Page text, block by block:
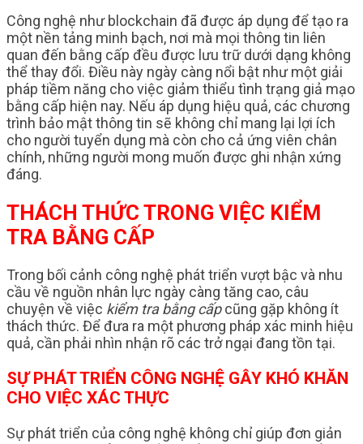
Công nghệ như blockchain đã được áp dụng để tạo ra
một nền tảng minh bạch, nơi mà mọi thông tin liên
quan đến bằng cấp đều được lưu trữ dưới dạng không
thể thay đổi. Điều này ngày càng nổi bật như một giải
pháp tiềm năng cho việc giảm thiểu tình trạng giả mạo
bằng cấp hiện nay. Nếu áp dụng hiệu quả, các chương
trình bảo mật thông tin sẽ không chỉ mang lại lợi ích
cho người tuyển dụng mà còn cho cả ứng viên chân
chính, những người mong muốn được ghi nhận xứng
đáng.
THÁCH THỨC TRONG VIỆC KIỂM
TRA BẰNG CẤP
Trong bối cảnh công nghệ phát triển vượt bậc và nhu
cầu về nguồn nhân lực ngày càng tăng cao, câu
chuyện về việc kiểm tra bằng cấpcũng gặp không ít
thách thức. Để đưa ra một phương pháp xác minh hiệu
quả, cần phải nhìn nhận rõ các trở ngại đang tồn tại.
SỰ PHÁT TRIỂN CÔNG NGHỆ GÂY KHÓ KHĂN
CHO VIỆC XÁC THỰC
Sự phát triển của công nghệ không chỉ giúp đơn giản